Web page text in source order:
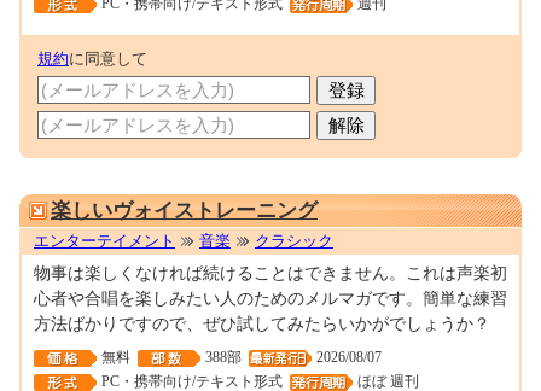
PC・携帯向け/テキスト形式
週刊
規約に同意して
楽しいヴォイストレーニング
エンターテイメント 音楽 クラシック
物事は楽しくなければ続けることはできません。これは声楽初
心者や合唱を楽しみたい人のためのメルマガです。簡単な練習
方法ばかりですので、ぜひ試してみたらいかがでしょうか？
無料 388部
2026/08/07
PC・携帯向け/テキスト形式
ほぼ 週刊